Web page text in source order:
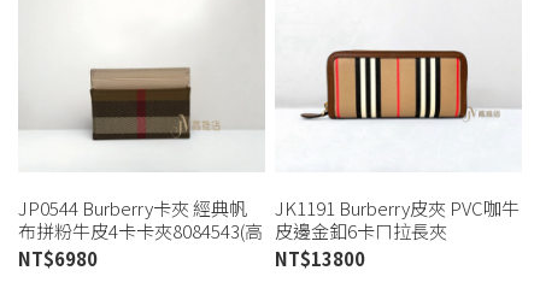
JP0544 Burberry卡夾 經典帆
布拼粉牛皮4卡卡夾8084543(高
雄店)
NT$6980
JK1191 Burberry皮夾 PVC咖牛
皮邊金釦6卡ㄇ拉長夾
8073079(喬萱高雄店)
NT$13800